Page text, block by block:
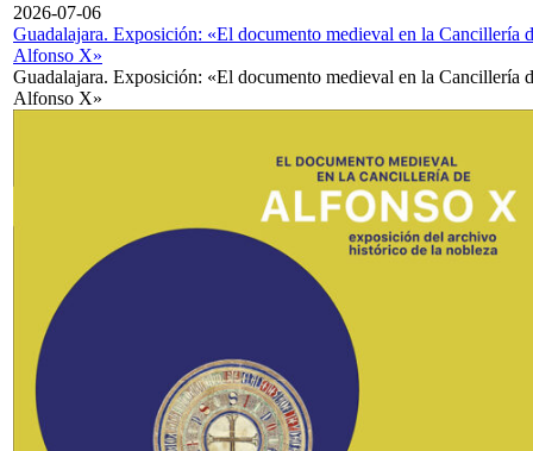
2026-07-06
Guadalajara. Exposición: «El documento medieval en la Cancillería
Alfonso X»
Guadalajara. Exposición: «El documento medieval en la Cancillería
Alfonso X»